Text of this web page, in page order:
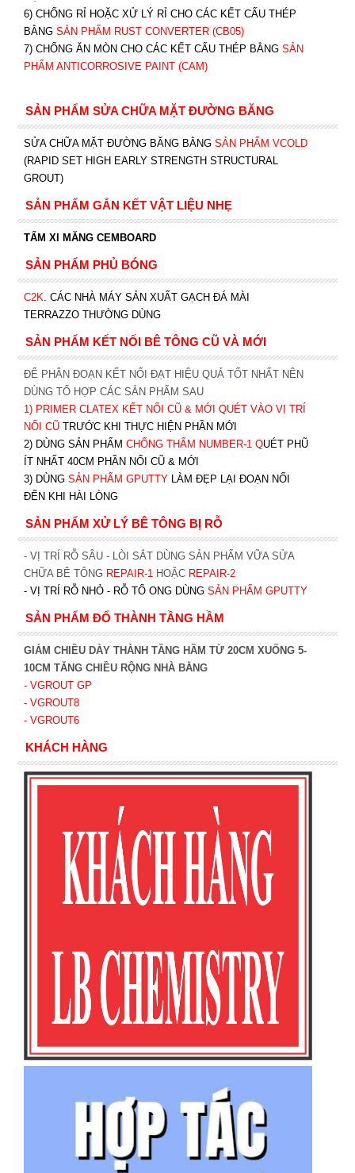
6) CHỐNG RỈ HOẶC XỬ LÝ RỈ CHO CÁC KẾT CẤU THÉP
BẰNG SẢN PHẨM RUST CONVERTER (CB05)
7) CHỐNG ĂN MÒN CHO CÁC KẾT CẤU THÉP BẰNG SẢN
PHẨM ANTICORROSIVE PAINT (CAM)
SẢN PHẨM SỬA CHỮA MẶT ĐƯỜNG BĂNG
SỬA CHỮA MẶT ĐƯỜNG BĂNG BẰNG SẢN PHẨM VCOLD
(RAPID SET HIGH EARLY STRENGTH STRUCTURAL
GROUT)
SẢN PHẨM GẮN KẾT VẬT LIỆU NHẸ
TẤM XI MĂNG CEMBOARD
SẢN PHẨM PHỦ BÓNG
C2K. CÁC NHÀ MÁY SẢN XUẤT GẠCH ĐÁ MÀI
TERRAZZO THƯỜNG DÙNG
SẢN PHẨM KẾT NỐI BÊ TÔNG CŨ VÀ MỚI
ĐỂ PHÂN ĐOẠN KẾT NỐI ĐẠT HIỆU QUẢ TỐT NHẤT NÊN
DÙNG TỔ HỢP CÁC SẢN PHẨM SAU
1) PRIMER CLATEX KẾT NỐI CŨ & MỚI QUÉT VÀO VỊ TRÍ
NỐI CŨ TRƯỚC KHI THỰC HIỆN PHẦN MỚI
2) DÙNG SẢN PHẨM CHỐNG THẤM NUMBER-1QUÉT PHŨ
ÍT NHẤT 40CM PHẦN NỐI CŨ & MỚI
3) DÙNG SẢN PHẨM GPUTTY LÀM ĐẸP LẠI ĐOẠN NỐI
ĐẾN KHI HÀI LÒNG
SẢN PHẨM XỬ LÝ BÊ TÔNG BỊ RỖ
- VỊ TRÍ RỖ SÂU - LÒI SẮT DÙNG SẢN PHẨM VỮA SỬA
CHỮA BÊ TÔNG REPAIR-1HOẶC REPAIR-2
- VỊ TRÍ RỖ NHỎ - RỖ TỔ ONG DÙNG SẢN PHẨM GPUTTY
SẢN PHẨM ĐỔ THÀNH TẦNG HẦM
GIẢM CHIỀU DÀY THÀNH TẦNG HẦM TỪ 20CM XUỐNG 5-
10CM TĂNG CHIỀU RỘNG NHÀ BẰNG
- VGROUT GP
- VGROUT8
- VGROUT6
KHÁCH HÀNG